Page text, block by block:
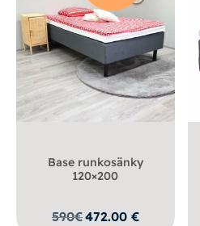
Base runkosänky
120×200
590€472.00 €